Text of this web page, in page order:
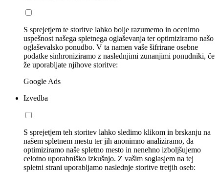
S sprejetjem te storitve lahko bolje razumemo in ocenimo
uspešnost našega spletnega oglaševanja ter optimiziramo našo
oglaševalsko ponudbo. V ta namen vaše šifrirane osebne
podatke sinhroniziramo z naslednjimi zunanjimi ponudniki, če
že uporabljate njihove storitve:
Google Ads
Izvedba
S sprejetjem teh storitev lahko sledimo klikom in brskanju na
našem spletnem mestu ter jih anonimno analiziramo, da
optimiziramo naše spletno mesto in nenehno izboljšujemo
celotno uporabniško izkušnjo. Z vašim soglasjem na tej
spletni strani uporabljamo naslednje storitve tretjih oseb: